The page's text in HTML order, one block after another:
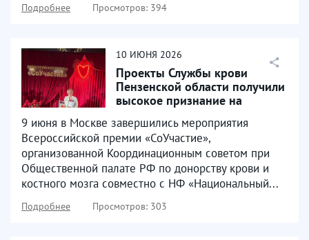
Подробнее Просмотров: 394
10 ИЮНЯ 2026
Проекты Службы крови
Пензенской области получили
высокое признание на
9 июня в Москве завершились мероприятия
Всероссийской премии «СоУчастие»,
организованной Координационным советом при
Общественной палате РФ по донорству крови и
костного мозга совместно с НФ «Национальный...
Подробнее Просмотров: 303